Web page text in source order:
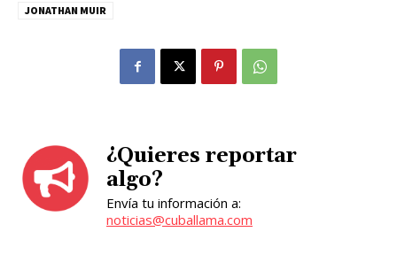
JONATHAN MUIR
¿Quieres reportar
algo?
Envía tu información a:
noticias@cuballama.com